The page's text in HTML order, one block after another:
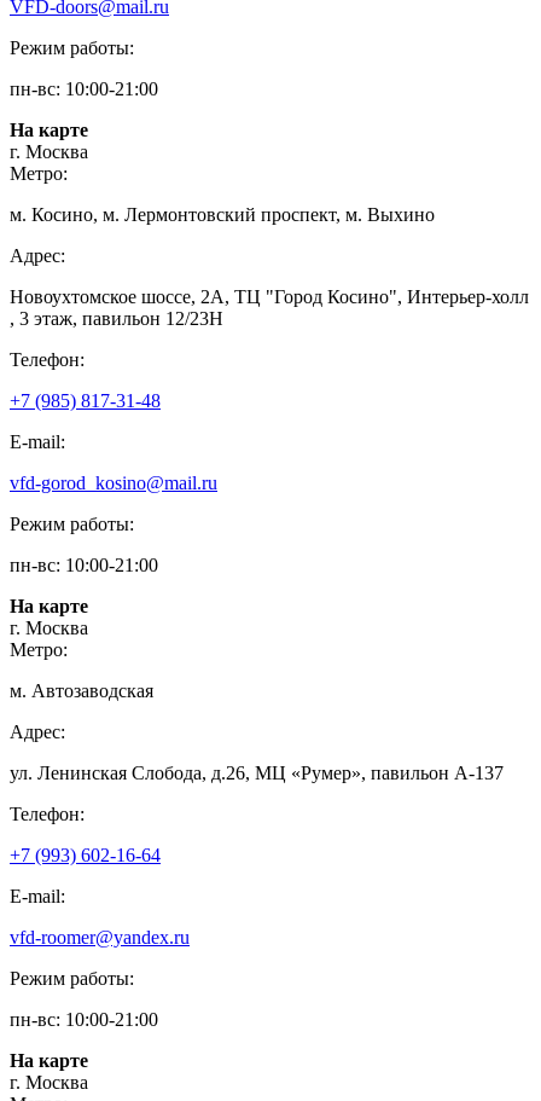
VFD-doors@mail.ru
Режим работы:
пн-вс: 10:00-21:00
На карте
г. Москва
Метро:
м. Косино, м. Лермонтовский проспект, м. Выхино
Адрес:
Новоухтомское шоссе, 2А, ТЦ "Город Косино", Интерьер-холл
, 3 этаж, павильон 12/23Н
Телефон:
+7 (985) 817-31-48
E-mail:
vfd-gorod_kosino@mail.ru
Режим работы:
пн-вс: 10:00-21:00
На карте
г. Москва
Метро:
м. Автозаводская
Адрес:
ул. Ленинская Слобода, д.26, МЦ «Румер», павильон А-137
Телефон:
+7 (993) 602-16-64
E-mail:
vfd-roomer@yandex.ru
Режим работы:
пн-вс: 10:00-21:00
На карте
г. Москва